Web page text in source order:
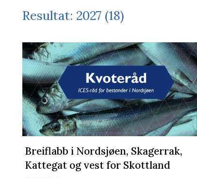
Resultat: 2027 (18)
Breiflabb i Nordsjøen, Skagerrak,
Kattegat og vest for Skottland